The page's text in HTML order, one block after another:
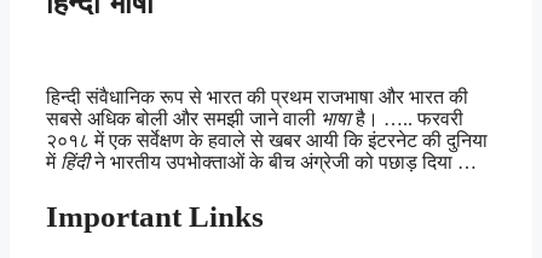
हिन्दी संवैधानिक रूप से भारत की प्रथम राजभाषा और भारत की
सबसे अधिक बोली और समझी जाने वाली भाषाहै। ….. फरवरी
२०१८ में एक सर्वेक्षण के हवाले से खबर आयी कि इंटरनेट की दुनिया
में हिंदीने भारतीय उपभोक्ताओं के बीच अंग्रेजी को पछाड़ दिया …
Important Links